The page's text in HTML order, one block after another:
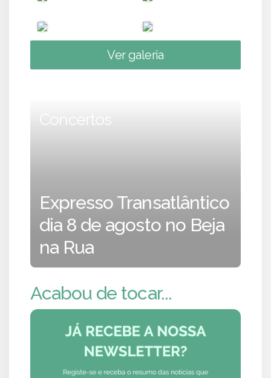
Ver galeria
Concertos
Expresso Transatlântico
dia 8 de agosto no Beja
na Rua
Acabou de tocar...